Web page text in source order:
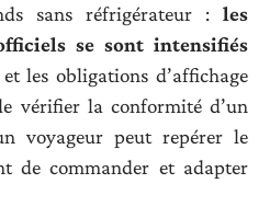
sans réfrigérateur : les
se sont intensifiés
les obligations d’affichage
vérifier la conformité d’un
voyageur peut repérer le
de commander et adapter